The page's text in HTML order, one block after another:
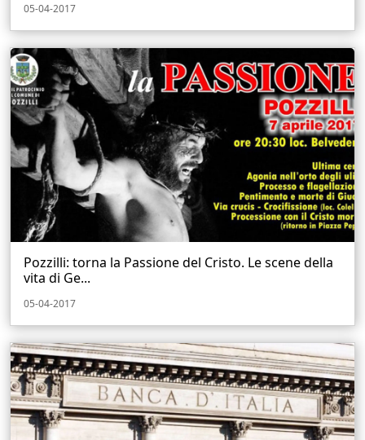
05-04-2017
Pozzilli: torna la Passione del Cristo. Le scene della
vita di Ge...
05-04-2017